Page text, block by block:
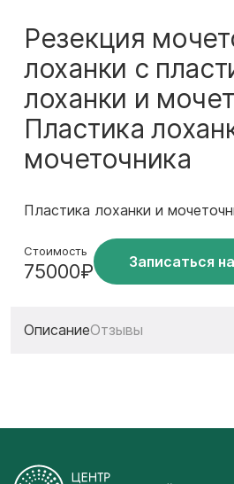
Резекция
лоханки с
лоханки и
Пластика
мочеточника
Пластика лоханки и
Стоимость
75000₽ Записаться
ОписаниеОтзывы